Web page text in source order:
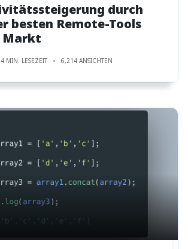
durch
besten Remote-Tools
Markt
4 MIN. LESEZEIT 6,214 ANSICHTEN